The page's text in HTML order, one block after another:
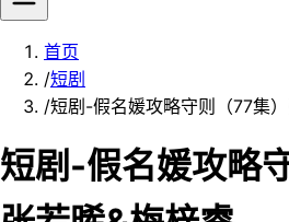
首页
/短剧
/短剧-假名媛攻略守则（77集
短剧-假名媛攻略